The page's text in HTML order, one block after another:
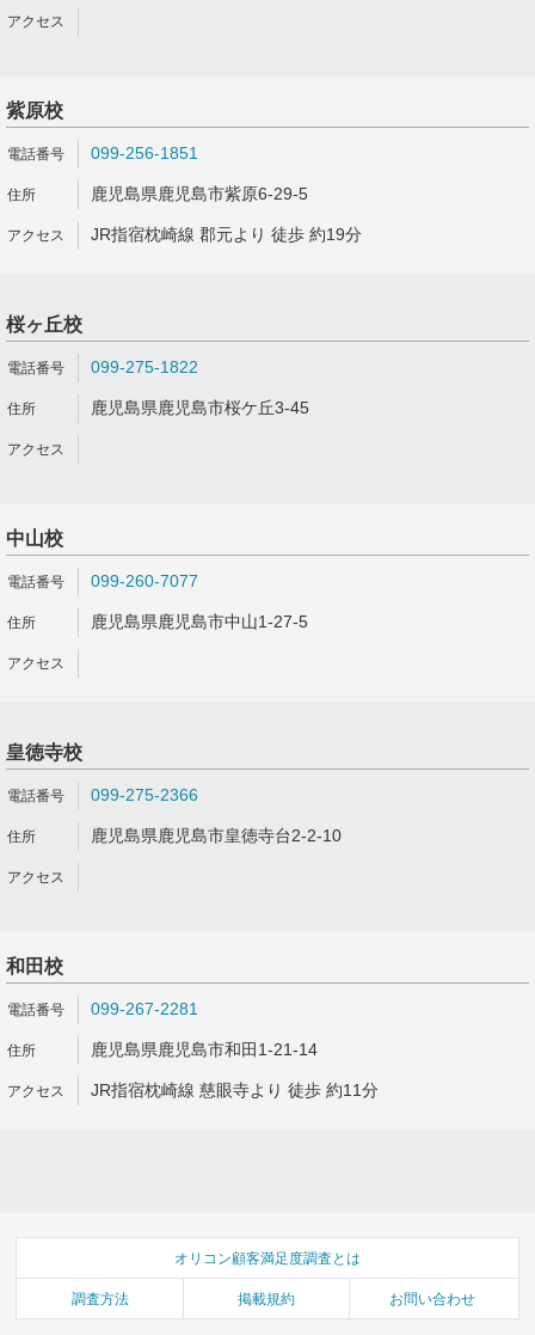
紫原校
099-256-1851
鹿児島県鹿児島市紫原6-29-5
JR指宿枕崎線 郡元より 徒歩 約19分
桜ヶ丘校
099-275-1822
鹿児島県鹿児島市桜ケ丘3-45
中山校
099-260-7077
鹿児島県鹿児島市中山1-27-5
皇徳寺校
099-275-2366
鹿児島県鹿児島市皇徳寺台2-2-10
和田校
099-267-2281
鹿児島県鹿児島市和田1-21-14
JR指宿枕崎線 慈眼寺より 徒歩 約11分
オリコン顧客満足度調査とは
調査方法 掲載規約 お問い合わせ